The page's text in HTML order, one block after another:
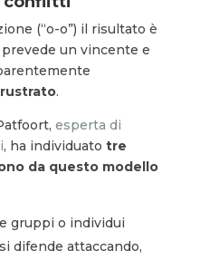
(“o-o”) il risultato è
un vincente e
.
esperta di
, ha individuato tre
da questo modello
gruppi o individui
difende attaccando,